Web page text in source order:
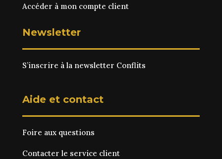
Accéder à mon compte client
Newsletter
S’inscrire à la newsletter Conflits
Aide et contact
Foire aux questions
Contacter le service client